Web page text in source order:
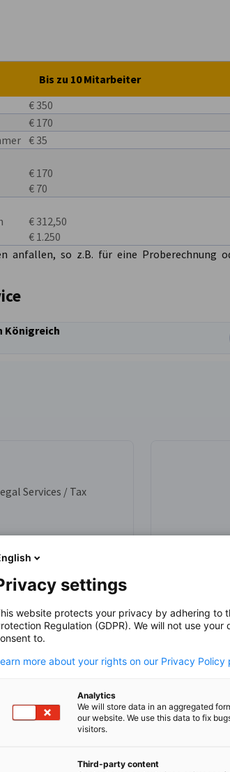
Bis zu 10 Mitarbeiter
€ 350
€ 170
€ 35
€ 170
€ 70
€ 312,50
€ 1.250
anfallen, so z.B. für eine Proberechnung
Königreich
Services / Tax
settings
website protects your privacy by adhering to
Regulation (GDPR). We will not use
to.
more about your rights on our Privacy Policy
Analytics
We will store data in an aggregated
our website. We use this data to fix
visitors.
Third-party content